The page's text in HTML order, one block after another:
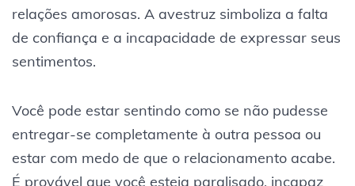
relações amorosas. A avestruz simboliza a falta
de confiança e a incapacidade de expressar seus
sentimentos.
Você pode estar sentindo como se não pudesse
entregar-se completamente à outra pessoa ou
estar com medo de que o relacionamento acabe.
É provável que você esteja paralisado, incapaz